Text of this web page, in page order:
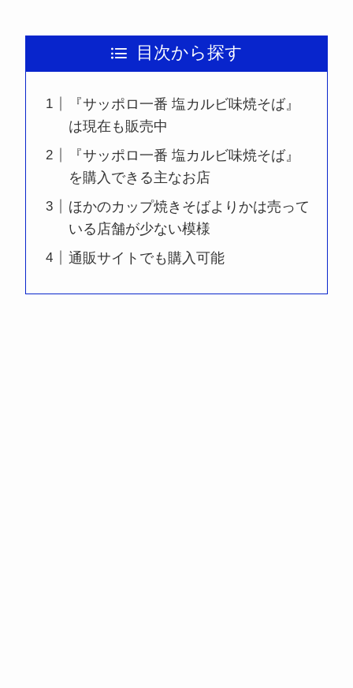
目次から探す
『サッポロ一番 塩カルビ味焼そば』
は現在も販売中
『サッポロ一番 塩カルビ味焼そば』
を購入できる主なお店
ほかのカップ焼きそばよりかは売って
いる店舗が少ない模様
通販サイトでも購入可能